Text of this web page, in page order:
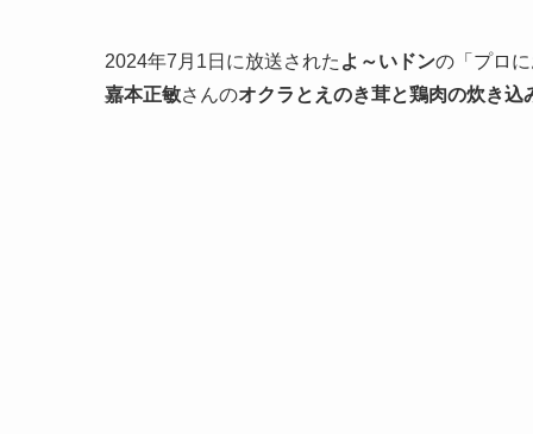
2024年7月1日に放送された よ～いドンの「プロ
嘉本正敏さんのオクラとえのき茸と鶏肉の炊き込